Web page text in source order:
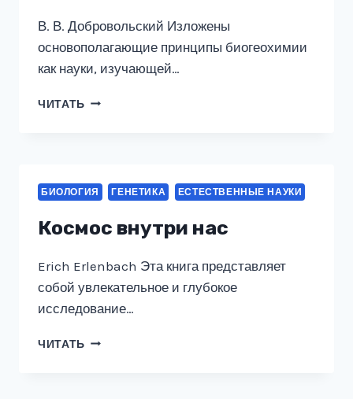
В. В. Добровольский Изложены
основополагающие принципы биогеохимии
как науки, изучающей…
ЧИТАТЬ БИОГЕОХИМИЯ
ТОМ
3
БИОЛОГИЯ ГЕНЕТИКА ЕСТЕСТВЕННЫЕ НАУКИ
Космос внутри нас
Erich Erlenbach Эта книга представляет
собой увлекательное и глубокое
исследование…
ЧИТАТЬ КОСМОС